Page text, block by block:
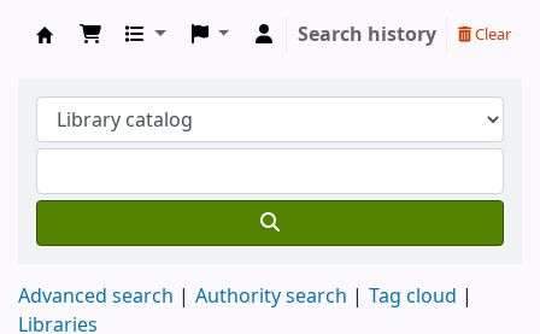
Search history Clear
Advanced search Authority search
Tag cloud
Libraries